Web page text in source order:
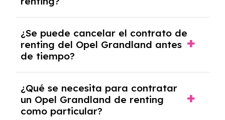
mensuales.
tendrás que pagar ningún tipo de entrada
salvo en casos que lo exija el proveedor
debido al resultado del estudio de viabilidad
económica.
¿Se puede cancelar el contrato de
renting del Opel Grandland antes
de tiempo?
pero puede haber penalizaciones por
cancelación anticipada. Es importante revisar
las condiciones del contrato y hablar con un
¿Qué se necesita para contratar
un Opel Grandland de renting
como particular?